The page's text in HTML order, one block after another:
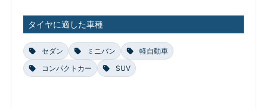
タイヤに適した車種
セダン ミニバン
軽自動車
コンパクトカー
SUV